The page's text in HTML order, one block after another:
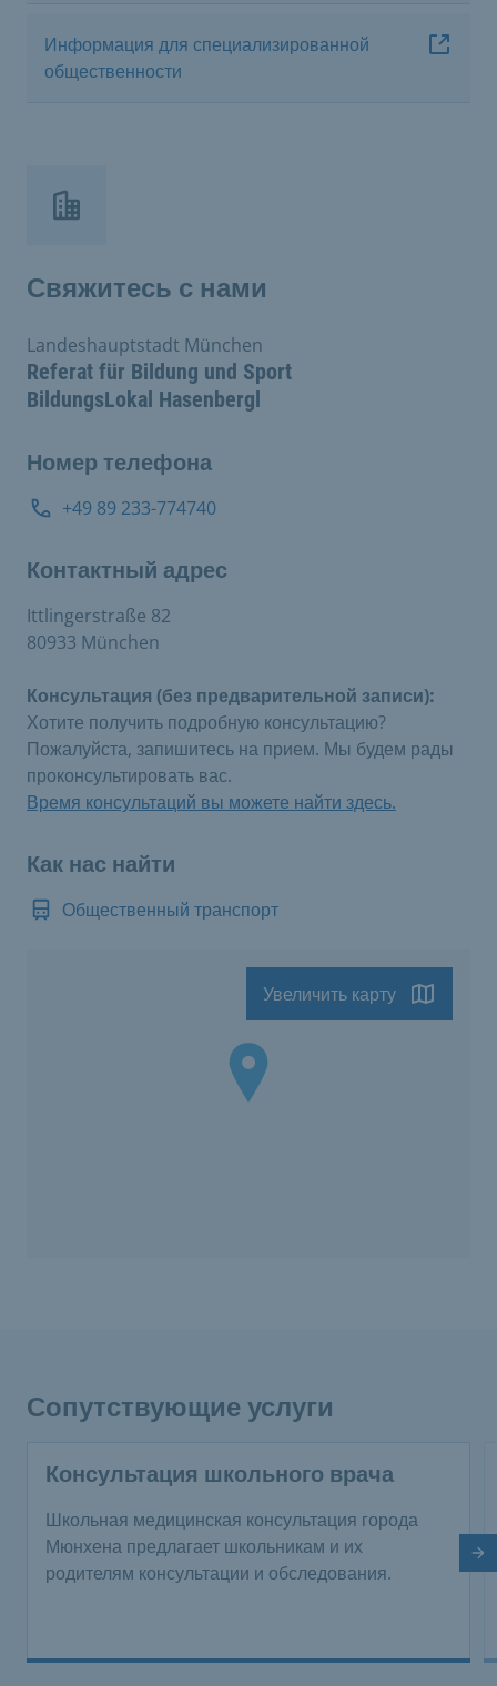
Информация для специализированной
общественности
Свяжитесь с нами
Referat für Bildung und Sport
BildungsLokal Hasenbergl
Landeshauptstadt München
Номер телефона
+49 89 233-774740
Контактный адрес
Ittlingerstraße 82
80933 München
Консультация (без предварительной записи):
Хотите получить подробную консультацию?
Пожалуйста, запишитесь на прием. Мы будем рады
проконсультировать вас.
Время консультаций вы можете найти здесь.
Как нас найти
Общественный транспорт
Увеличить карту
Сопутствующие услуги
Консультация школьного врача
Школьная медицинская консультация города
Мюнхена предлагает школьникам и их
родителям консультации и обследования.